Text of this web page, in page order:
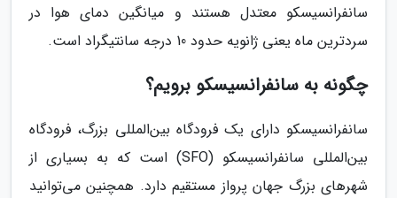
سانفرانسیسکو معتدل هستند و میانگین دمای هوا در
سردترین ماه یعنی ژانویه حدود 10 درجه سانتیگراد است.
چگونه به سانفرانسیسکو برویم؟
سانفرانسیسکو دارای یک فرودگاه بین‌المللی بزرگ، فرودگاه
بین‌المللی سانفرانسیسکو (SFO) است که به بسیاری از
شهرهای بزرگ جهان پرواز مستقیم دارد. همچنین می‌توانید